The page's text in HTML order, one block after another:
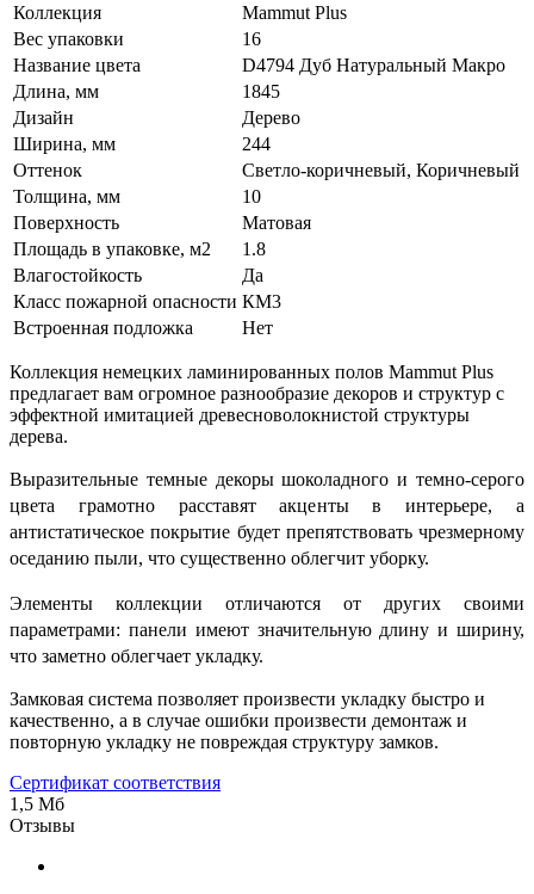
Коллекция
Mammut Plus
Вес упаковки
16
Название цвета
D4794 Дуб Натуральный Макро
Длина, мм
1845
Дизайн
Дерево
Ширина, мм
244
Оттенок
Светло-коричневый, Коричневый
Толщина, мм
10
Поверхность
Матовая
Площадь в упаковке, м2
1.8
Влагостойкость
Да
Класс пожарной опасности КМ3
Встроенная подложка
Нет
Коллекция немецких ламинированных полов Mammut Plus
предлагает вам огромное разнообразие декоров и структур с
эффектной имитацией древесноволокнистой структуры
дерева.
Выразительные темные декоры шоколадного и темно-серого
цвета грамотно расставят акценты в интерьере, а
антистатическое покрытие будет препятствовать чрезмерному
оседанию пыли, что существенно облегчит уборку.
Элементы коллекции отличаются от других своими
параметрами: панели имеют значительную длину и ширину,
что заметно облегчает укладку.
Замковая система позволяет произвести укладку быстро и
качественно, а в случае ошибки произвести демонтаж и
повторную укладку не повреждая структуру замков.
Сертификат соответствия
1,5 Мб
Отзывы